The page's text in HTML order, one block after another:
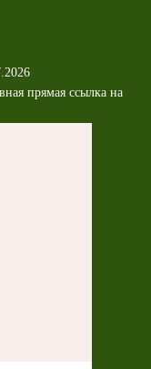
прямая ссылка на